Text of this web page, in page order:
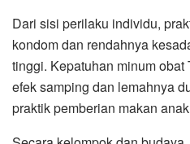
Dari sisi perilaku individu,
kondom dan rendahnya
tinggi. Kepatuhan minum
efek samping dan lemahnya
praktik pemberian makan